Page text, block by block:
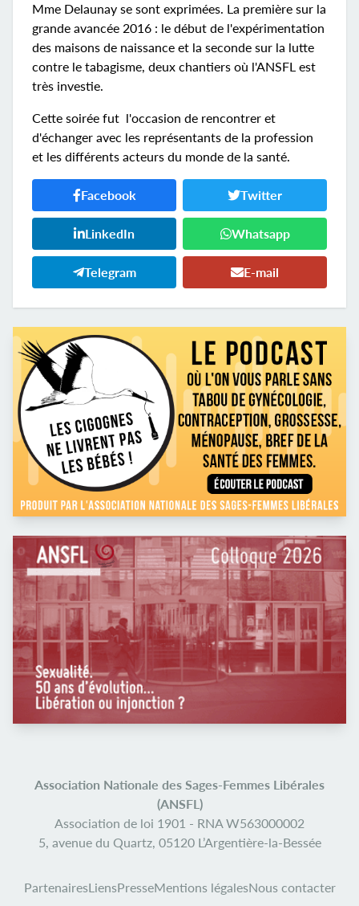
Mme Delaunay se sont exprimées. La première sur la
grande avancée 2016 : le début de l'expérimentation
des maisons de naissance et la seconde sur la lutte
contre le tabagisme, deux chantiers où l'ANSFL est
très investie.
Cette soirée fut l'occasion de rencontrer et
d'échanger avec les représentants de la profession
et les différents acteurs du monde de la santé.
Facebook Twitter
LinkedIn Whatsapp
Telegram E-mail
Association Nationale des Sages-Femmes Libérales
(ANSFL)
Association de loi 1901 - RNA W563000002
5, avenue du Quartz, 05120 L’Argentière-la-Bessée
PartenairesLiensPresseMentions légalesNous contacter